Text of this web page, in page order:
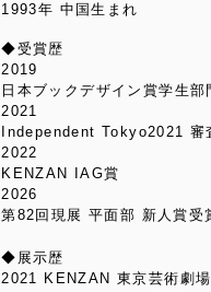
1993年 中国生まれ
◆受賞歴
2019
日本ブックデザイン賞学生
2021
Independent Tokyo2021 審
2022
KENZAN IAG賞
2026
第82回現展 平面部 新人賞受
◆展示歴
2021 KENZAN 東京芸術劇場